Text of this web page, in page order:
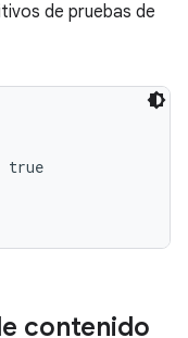
de pruebas de
true
contenido